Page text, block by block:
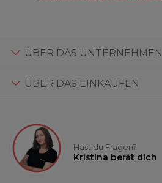
ÜBER DAS UNTERNEHMEN
ÜBER DAS EINKAUFEN
Hast du Fragen?
Kristina berät dich